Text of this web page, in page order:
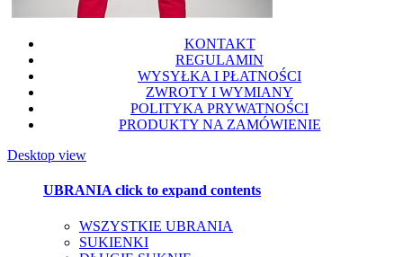
KONTAKT
REGULAMIN
WYSYŁKA I PŁATNOŚCI
ZWROTY I WYMIANY
POLITYKA PRYWATNOŚCI
PRODUKTY NA ZAMÓWIENIE
Desktop view
UBRANIAclick to expand contents
WSZYSTKIE UBRANIA
SUKIENKI